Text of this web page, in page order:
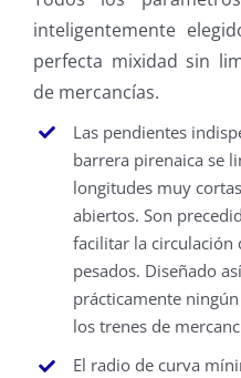
inteligentemente
perfecta mixidad sin
de mercancías.
Las pendientes
barrera pirenaica se
longitudes muy
abiertos. Son
facilitar la circulación
pesados. Diseñado
prácticamente
los trenes de
El radio de curva